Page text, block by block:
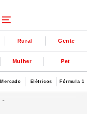
Rural Gente
Mulher Pet
Mercado Elétricos Fórmula 1